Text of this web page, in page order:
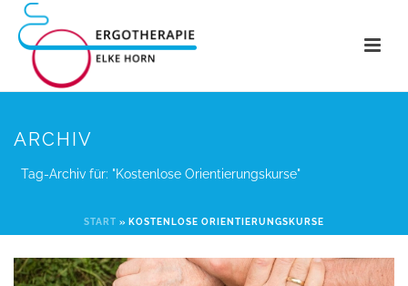
ARCHIV
Tag-Archiv für: "Kostenlose Orientierungskurse"
START » KOSTENLOSE ORIENTIERUNGSKURSE